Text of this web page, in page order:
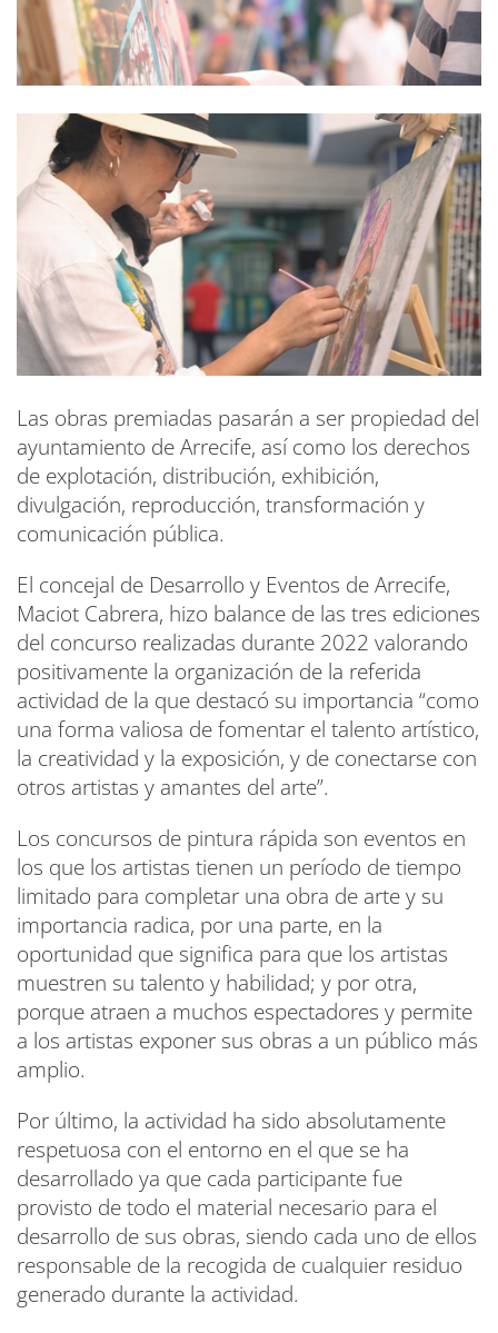
Las obras premiadas pasarán a ser propiedad del
ayuntamiento de Arrecife, así como los derechos
de explotación, distribución, exhibición,
divulgación, reproducción, transformación y
comunicación pública.
El concejal de Desarrollo y Eventos de Arrecife,
Maciot Cabrera, hizo balance de las tres ediciones
del concurso realizadas durante 2022 valorando
positivamente la organización de la referida
actividad de la que destacó su importancia “como
una forma valiosa de fomentar el talento artístico,
la creatividad y la exposición, y de conectarse con
otros artistas y amantes del arte”.
Los concursos de pintura rápida son eventos en
los que los artistas tienen un período de tiempo
limitado para completar una obra de arte y su
importancia radica, por una parte, en la
oportunidad que significa para que los artistas
muestren su talento y habilidad; y por otra,
porque atraen a muchos espectadores y permite
a los artistas exponer sus obras a un público más
amplio.
Por último, la actividad ha sido absolutamente
respetuosa con el entorno en el que se ha
desarrollado ya que cada participante fue
provisto de todo el material necesario para el
desarrollo de sus obras, siendo cada uno de ellos
responsable de la recogida de cualquier residuo
generado durante la actividad.